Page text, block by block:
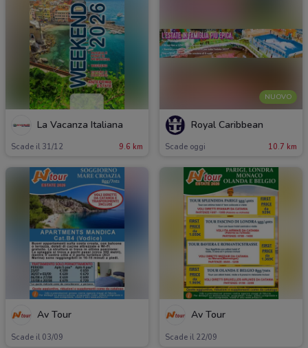
La Vacanza Italiana
Scade il 31/12 9.6 km
NUOVO
Royal Caribbean
Scade oggi 10.7 km
Av Tour
Scade il 03/09
Av Tour
Scade il 22/09